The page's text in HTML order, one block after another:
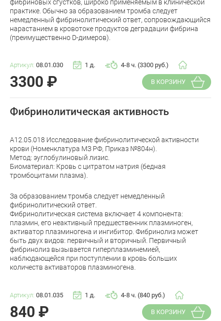
фибриновых сгустков, широко применяемым в клинической
практике. Обычно за образованием тромба следует
немедленный фибринолитический ответ, сопровождающийся
нарастанием в кровотоке продуктов деградации фибрина
(преимущественно D-димеров).
Артикул: 08.01.030 1 д. 4-8 ч. (3300 руб.)
3300 ₽ В КОРЗИНУ
Фибринолитическая активность
A12.05.018 Исследование фибринолитической активности
крови (Номенклатура МЗ РФ, Приказ №804н).
Метод: эуглобулиновый лизис.
Биоматериал: Кровь с цитратом натрия (бедная
тромбоцитами плазма).
За образованием тромба следует немедленный
фибринолитический ответ.
Фибринолитическая система включает 4 компонента:
плазмин, его неактивный предшественник плазминоген,
активатор плазминогена и ингибитор. Фибринолиз может
быть двух видов: первичный и вторичный. Первичный
фибринолиз вызывается гиперплазминемией,
наблюдающейся при поступлении в кровь больших
количеств активаторов плазминогена.
Артикул: 08.01.035 1 д. 4-8 ч. (840 руб.)
840 ₽ В КОРЗИНУ